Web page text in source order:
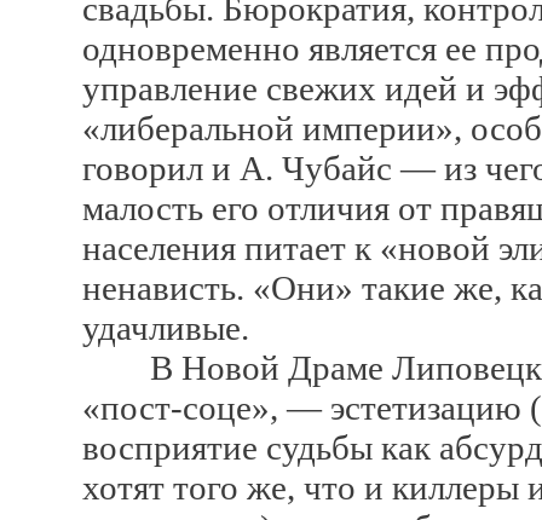
свадьбы. Бюрократия,
одновременно является ее
управление свежих идей и
«либеральной империи»,
говорил и А. Чубайс — из
малость его отличия от
населения питает к «новой
ненависть. «Они» такие же,
удачливые.
В Новой Драме
«пост-соце», — эстетизацию
восприятие судьбы как
хотят того же, что и